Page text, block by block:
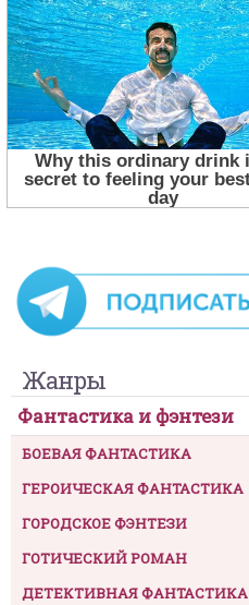
Жанры
Фантастика и фэнтези
БОЕВАЯ ФАНТАСТИКА
ГЕРОИЧЕСКАЯ ФАНТАСТИКА
ГОРОДСКОЕ ФЭНТЕЗИ
ГОТИЧЕСКИЙ РОМАН
ДЕТЕКТИВНАЯ ФАНТАСТИКА